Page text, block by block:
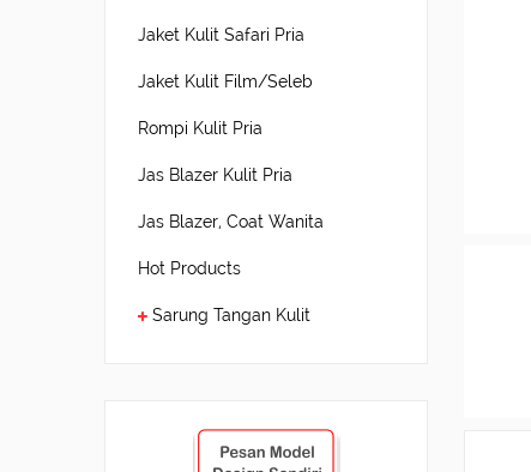
Jaket Kulit Safari Pria
Jaket Kulit Film/Seleb
Rompi Kulit Pria
Jas Blazer Kulit Pria
Jas Blazer, Coat Wanita
Hot Products
Sarung Tangan Kulit